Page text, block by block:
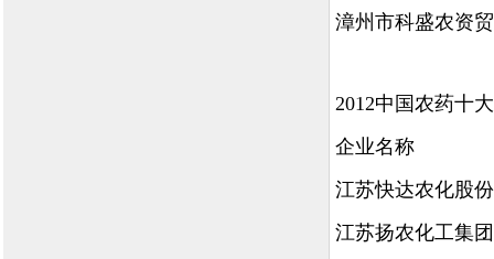
漳州市科盛农资
2012中国农药十
企业名称
江苏快达农化股
江苏扬农化工集